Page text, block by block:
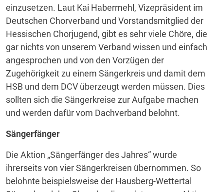
einzusetzen. Laut Kai Habermehl, Vizepräsident im
Deutschen Chorverband und Vorstandsmitglied der
Hessischen Chorjugend, gibt es sehr viele Chöre, die
gar nichts von unserem Verband wissen und einfach
angesprochen und von den Vorzügen der
Zugehörigkeit zu einem Sängerkreis und damit dem
HSB und dem DCV überzeugt werden müssen. Dies
sollten sich die Sängerkreise zur Aufgabe machen
und werden dafür vom Dachverband belohnt.
Sängerfänger
Die Aktion „Sängerfänger des Jahres“ wurde
ihrerseits von vier Sängerkreisen übernommen. So
belohnte beispielsweise der Hausberg-Wettertal